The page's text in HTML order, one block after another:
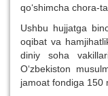
qo‘shimcha chora-
Ushbu hujjatga
oqibat va
diniy soha
O‘zbekiston
jamoat fondiga 150